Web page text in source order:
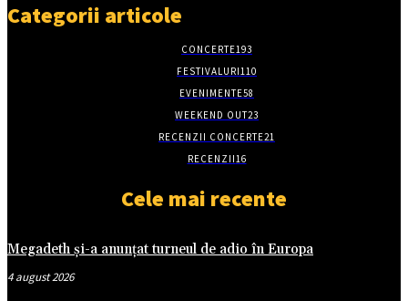
Categorii articole
CONCERTE193
FESTIVALURI110
EVENIMENTE58
WEEKEND OUT23
RECENZII CONCERTE21
RECENZII16
Cele mai recente
Megadeth și-a anunțat turneul de adio în Europa
4 august 2026